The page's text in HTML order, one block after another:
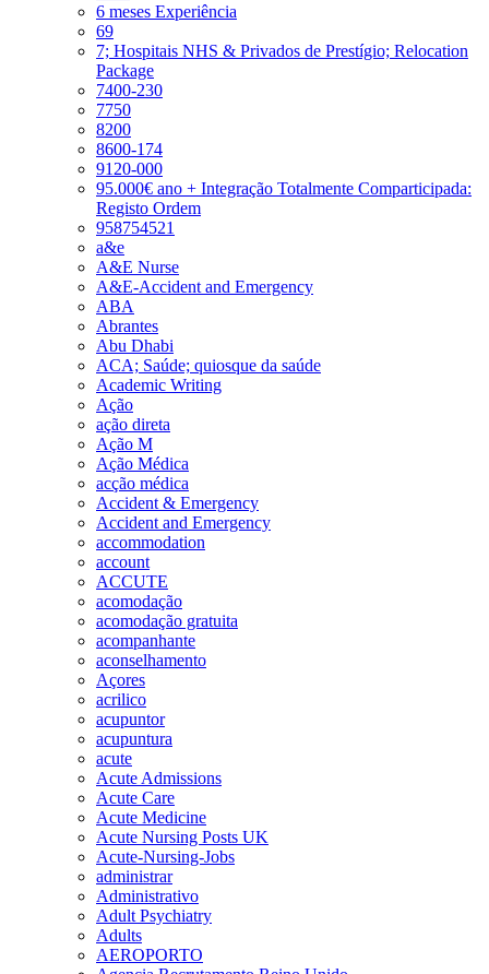
6 meses Experiência
69
7; Hospitais NHS & Privados de Prestígio; Relocation
Package
7400-230
7750
8200
8600-174
9120-000
95.000€ ano + Integração Totalmente Comparticipada:
Registo Ordem
958754521
a&e
A&E Nurse
A&E-Accident and Emergency
ABA
Abrantes
Abu Dhabi
ACA; Saúde; quiosque da saúde
Academic Writing
Ação
ação direta
Ação M
Ação Médica
acção médica
Accident & Emergency
Accident and Emergency
accommodation
account
ACCUTE
acomodação
acomodação gratuita
acompanhante
aconselhamento
Açores
acrilico
acupuntor
acupuntura
acute
Acute Admissions
Acute Care
Acute Medicine
Acute Nursing Posts UK
Acute-Nursing-Jobs
administrar
Administrativo
Adult Psychiatry
Adults
AEROPORTO